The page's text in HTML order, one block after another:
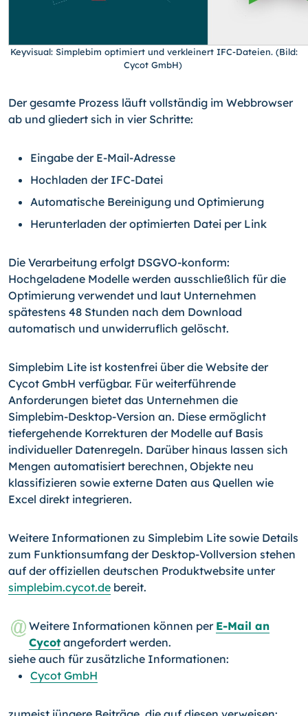
Keyvisual: Simplebim optimiert und verkleinert IFC-Dateien. (Bild:
Cycot GmbH)
Der gesamte Prozess läuft vollständig im Webbrowser
ab und gliedert sich in vier Schritte:
Eingabe der E-Mail-Adresse
Hochladen der IFC-Datei
Automatische Bereinigung und Optimierung
Herunterladen der optimierten Datei per Link
Die Verarbeitung erfolgt DSGVO-konform:
Hochgeladene Modelle werden ausschließlich für die
Optimierung verwendet und laut Unternehmen
spätestens 48 Stunden nach dem Download
automatisch und unwiderruflich gelöscht.
Simplebim Lite ist kostenfrei über die Website der
Cycot GmbH verfügbar. Für weiterführende
Anforderungen bietet das Unternehmen die
Simplebim-Desktop-Version an. Diese ermöglicht
tiefergehende Korrekturen der Modelle auf Basis
individueller Datenregeln. Darüber hinaus lassen sich
Mengen automatisiert berechnen, Objekte neu
klassifizieren sowie externe Daten aus Quellen wie
Excel direkt integrieren.
Weitere Informationen zu Simplebim Lite sowie Details
zum Funktionsumfang der Desktop-Vollversion stehen
auf der offiziellen deutschen Produktwebsite unter
simplebim.cycot.de bereit.
Weitere Informationen können per E-Mail an
Cycot angefordert werden.
siehe auch für zusätzliche Informationen:
Cycot GmbH